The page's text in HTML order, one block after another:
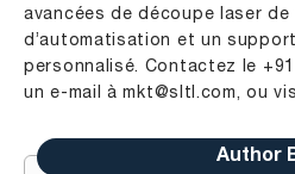
avancées de découpe laser
d’automatisation et un
personnalisé. Contactez le
un e-mail àmkt@sltl.com, ou
Author